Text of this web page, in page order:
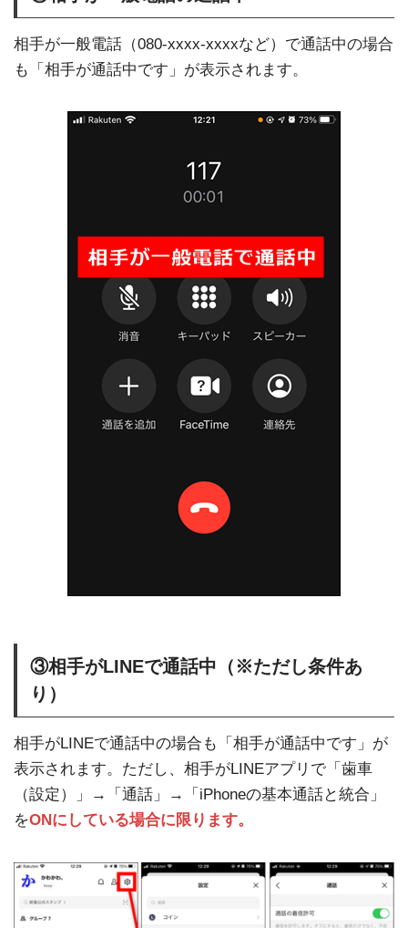
相手が一般電話（080-xxxx-xxxxなど）で通話中の場合
も「相手が通話中です」が表示されます。
③相手がLINEで通話中（※ただし条件あ
り）
相手がLINEで通話中の場合も「相手が通話中です」が
表示されます。ただし、相手がLINEアプリで「歯車
（設定）」→「通話」→「iPhoneの基本通話と統合」
をONにしている場合に限ります。